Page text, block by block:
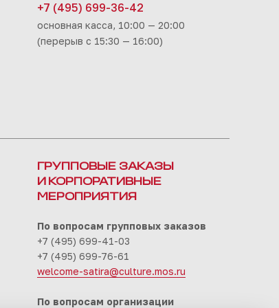
+7 (495) 699-36-42
основная касса, 10:00 — 20:00
(перерыв с 15:30 — 16:00)
ГРУППОВЫЕ ЗАКАЗЫ
И КОРПОРАТИВНЫЕ
МЕРОПРИЯТИЯ
По вопросам групповых заказов
+7 (495) 699-41-03
+7 (495) 699-76-61
welcome-satira@culture.mos.ru
По вопросам организации